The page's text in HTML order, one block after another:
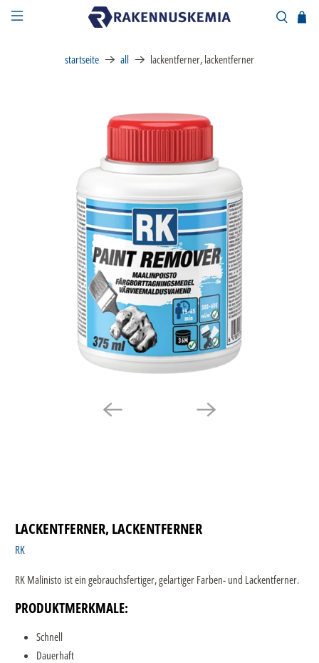
startseite all lackentferner, lackentferner
LACKENTFERNER, LACKENTFERNER
RK
RK Malinisto ist ein gebrauchsfertiger, gelartiger Farben- und Lackentferner.
PRODUKTMERKMALE:
Schnell
Dauerhaft